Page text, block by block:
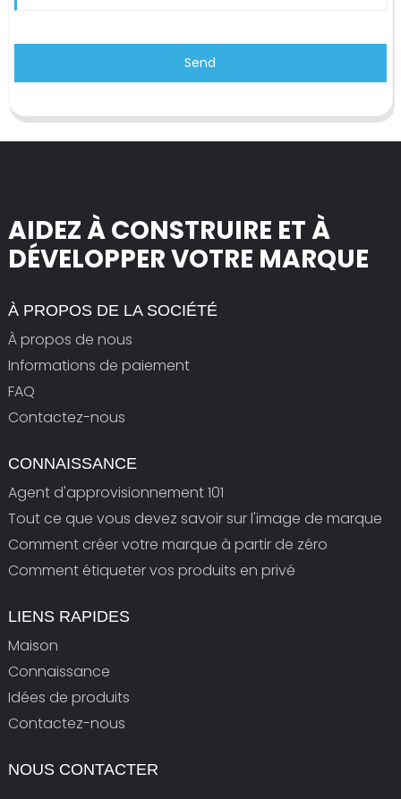
Send
AIDEZ À CONSTRUIRE ET À
DÉVELOPPER VOTRE MARQUE
À PROPOS DE LA SOCIÉTÉ
À propos de nous
Informations de paiement
FAQ
Contactez-nous
CONNAISSANCE
Agent d'approvisionnement 101
Tout ce que vous devez savoir sur l'image de marque
Comment créer votre marque à partir de zéro
Comment étiqueter vos produits en privé
LIENS RAPIDES
Maison
Connaissance
Idées de produits
Contactez-nous
NOUS CONTACTER